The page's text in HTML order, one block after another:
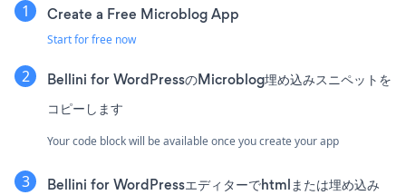
Create a Free Microblog App
Start for free now
Bellini for WordPressのMicroblog埋め込みスニペットを
コピーします
Your code block will be available once you create your app
Bellini for WordPressエディターでhtmlまたは埋め込み